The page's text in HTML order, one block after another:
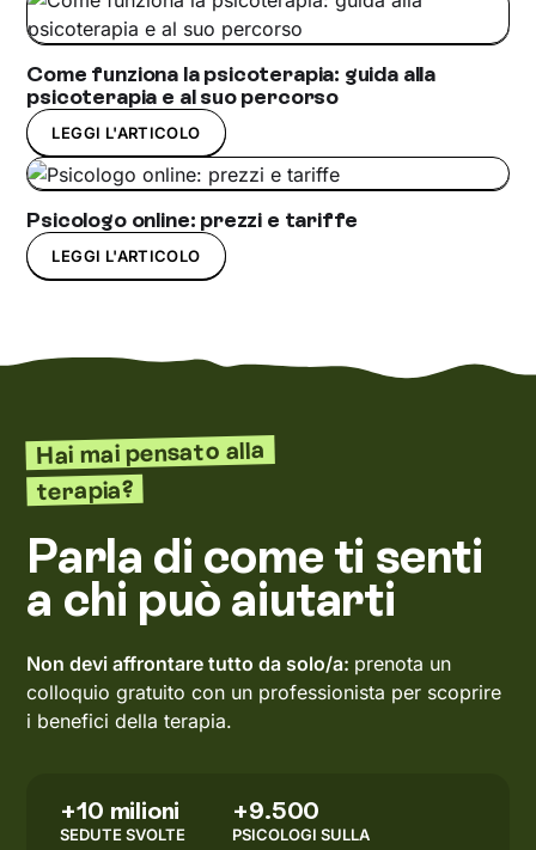
Come funziona la psicoterapia: guida alla
psicoterapia e al suo percorso
LEGGI L'ARTICOLO
Psicologo online: prezzi e tariffe
LEGGI L'ARTICOLO
Hai mai pensato alla
terapia?
Parla di come ti senti
a chi può aiutarti
Non devi affrontare tutto da solo/a: prenota un
colloquio gratuito con un professionista per scoprire
i benefici della terapia.
+10 milioni
SEDUTE SVOLTE
+9.500
PSICOLOGI SULLA